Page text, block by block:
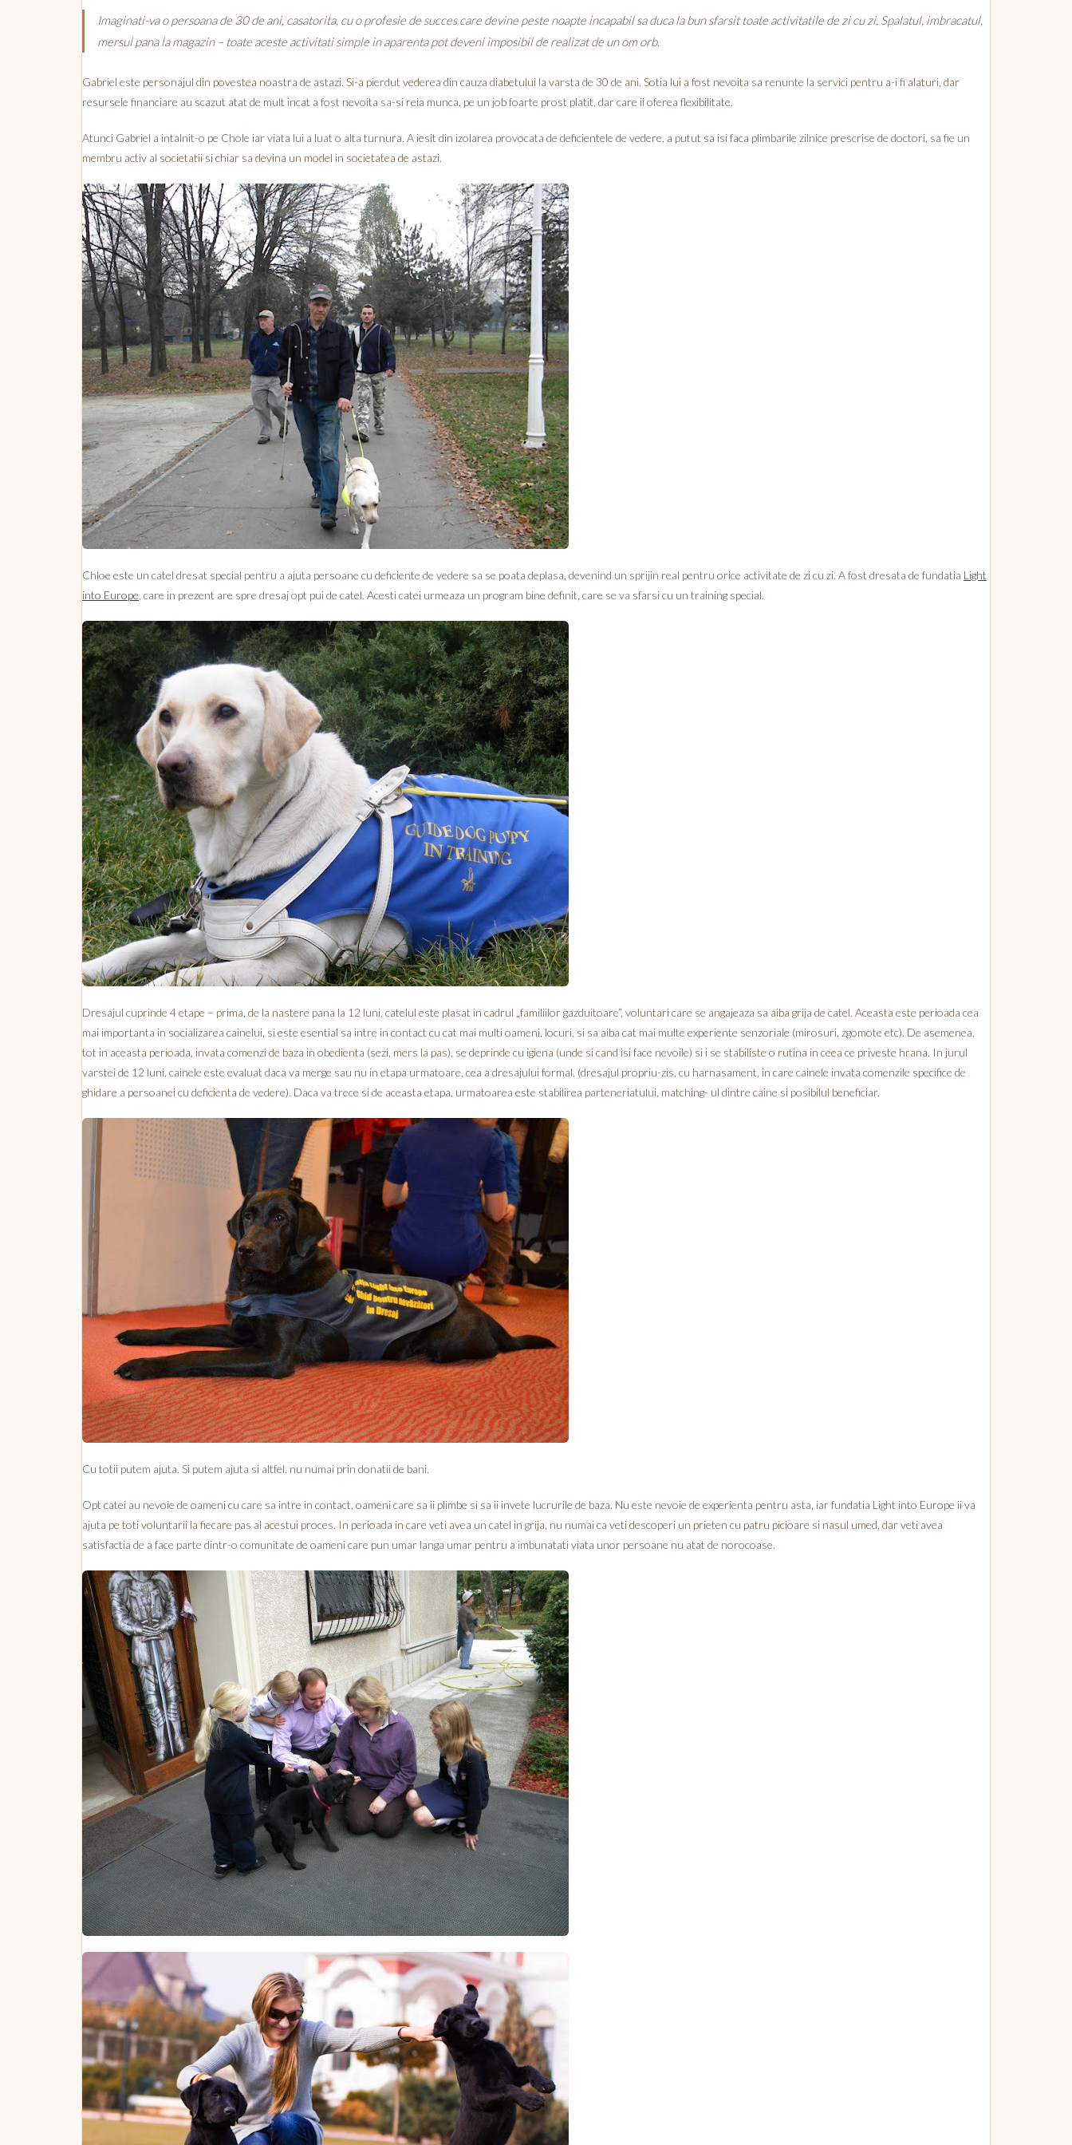
Imaginati-va o persoana de 30 de ani, casatorita, cu o profesie de succes care devine peste noapte incapabil sa duca la bun sfarsit toate activitatile de zi cu zi. Spalatul, imbracatul,
mersul pana la magazin – toate aceste activitati simple in aparenta pot deveni imposibil de realizat de un om orb.
Gabriel este personajul din povestea noastra de astazi. Si-a pierdut vederea din cauza diabetului la varsta de 30 de ani. Sotia lui a fost nevoita sa renunte la servici pentru a-i fi alaturi, dar
resursele financiare au scazut atat de mult incat a fost nevoita sa-si reia munca, pe un job foarte prost platit, dar care ii oferea flexibilitate.
Atunci Gabriel a intalnit-o pe Chole iar viata lui a luat o alta turnura. A iesit din izolarea provocata de deficientele de vedere, a putut sa isi faca plimbarile zilnice prescrise de doctori, sa fie un
membru activ al societatii si chiar sa devina un model in societatea de astazi.
Chloe este un catel dresat special pentru a ajuta persoane cu deficiente de vedere sa se poata deplasa, devenind un sprijin real pentru orice activitate de zi cu zi. A fost dresata de fundatia Light
into Europe , care in prezent are spre dresaj opt pui de catel. Acesti catei urmeaza un program bine definit, care se va sfarsi cu un training special.
Dresajul cuprinde 4 etape – prima, de la nastere pana la 12 luni, catelul este plasat in cadrul „familiilor gazduitoare”, voluntari care se angajeaza sa aiba grija de catel. Aceasta este perioada cea
mai importanta in socializarea cainelui, si este esential sa intre in contact cu cat mai multi oameni, locuri, si sa aiba cat mai multe experiente senzoriale (mirosuri, zgomote etc). De asemenea,
tot in aceasta perioada, invata comenzi de baza in obedienta (sezi, mers la pas), se deprinde cu igiena (unde si cand isi face nevoile) si i se stabiliste o rutina in ceea ce priveste hrana. In jurul
varstei de 12 luni, cainele este evaluat daca va merge sau nu in etapa urmatoare, cea a dresajului formal, (dresajul propriu-zis, cu harnasament, in care cainele invata comenzile specifice de
ghidare a persoanei cu deficienta de vedere). Daca va trece si de aceasta etapa, urmatoarea este stabilirea parteneriatului, matching- ul dintre caine si posibilul beneficiar.
Cu totii putem ajuta. Si putem ajuta si altfel, nu numai prin donatii de bani.
Opt catei au nevoie de oameni cu care sa intre in contact, oameni care sa ii plimbe si sa ii invete lucrurile de baza. Nu este nevoie de experienta pentru asta, iar fundatia Light into Europe ii va
ajuta pe toti voluntarii la fiecare pas al acestui proces. In perioada in care veti avea un catel in grija, nu numai ca veti descoperi un prieten cu patru picioare si nasul umed, dar veti avea
satisfactia de a face parte dintr-o comunitate de oameni care pun umar langa umar pentru a imbunatati viata unor persoane nu atat de norocoase.